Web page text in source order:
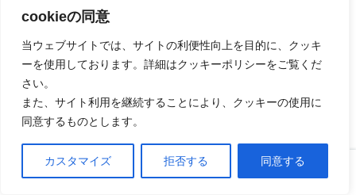
cookieの同意
当ウェブサイトでは、サイトの利便性向上を目的に、クッキ
ーを使用しております。詳細はクッキーポリシーをご覧くだ
さい。
また、サイト利用を継続することにより、クッキーの使用に
同意するものとします。
カスタマイズ 拒否する 同意する
【口コミ】料金は？アサヒ音楽教室
の評判から入会方法まで徹底解